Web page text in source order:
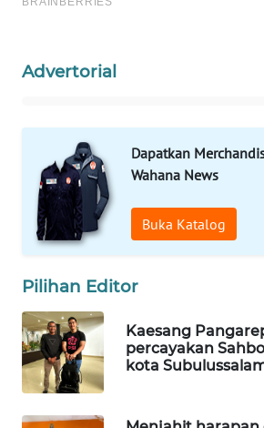
Advertorial
Dapatkan
Wahana News
Buka Katalog
Pilihan Editor
Kaesang
percayakan
kota
MAWAKA
ID
MARTABAT
NET
WATCH
MKLI
LPKKI